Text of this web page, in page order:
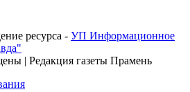
ресурса - УП Информационное
| Редакция газеты Прамень